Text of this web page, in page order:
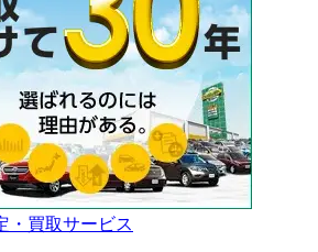
・買取サービス